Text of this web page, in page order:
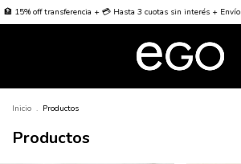
+ 💳 Hasta 3 cuotas sin interés + Envío Gratis desde $70000
Inicio . Productos
Productos